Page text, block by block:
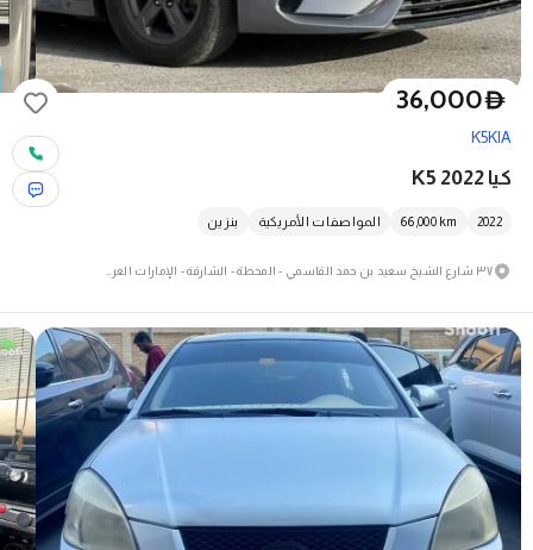
D
36,000
KIA
K5
كيا K5 2022
2022
66,000 km المواصفات الأمريكية بنزين